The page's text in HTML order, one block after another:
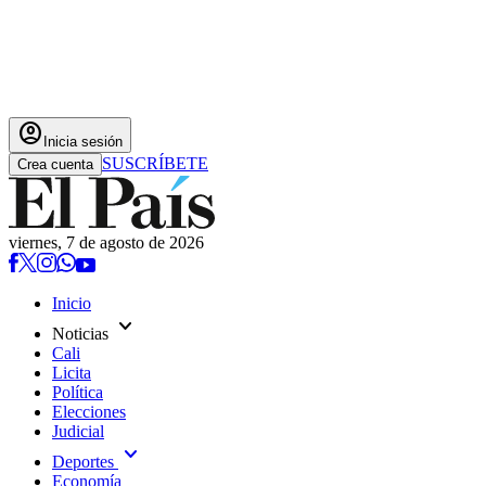
account_circle Inicia sesión
Crea cuenta SUSCRÍBETE
viernes, 7 de agosto de 2026
Inicio
Noticias expand_more
Cali
Licita
Política
Elecciones
Judicial
Deportes expand_more
Economía